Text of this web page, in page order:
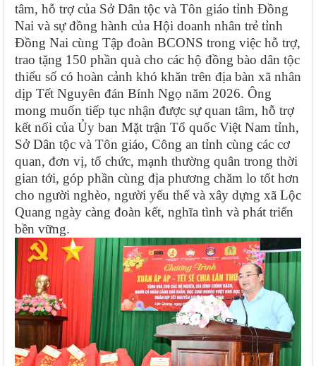
tâm, hỗ trợ của Sở Dân tộc và Tôn giáo tỉnh Đồng
Nai và sự đồng hành của Hội doanh nhân trẻ tỉnh
Đồng Nai cùng Tập đoàn BCONS trong việc hỗ trợ,
trao tặng 150 phần quà cho các hộ đồng bào dân tộc
thiểu số có hoàn cảnh khó khăn trên địa bàn xã nhân
dịp Tết Nguyên đán Bính Ngọ năm 2026. Ông
mong muốn tiếp tục nhận được sự quan tâm, hỗ trợ
kết nối của Ủy ban Mặt trận Tổ quốc Việt Nam tỉnh,
Sở Dân tộc và Tôn giáo, Công an tỉnh cùng các cơ
quan, đơn vị, tổ chức, mạnh thường quân trong thời
gian tới, góp phần cùng địa phương chăm lo tốt hơn
cho người nghèo, người yếu thế và xây dựng xã Lộc
Quang ngày càng đoàn kết, nghĩa tình và phát triển
bền vững.